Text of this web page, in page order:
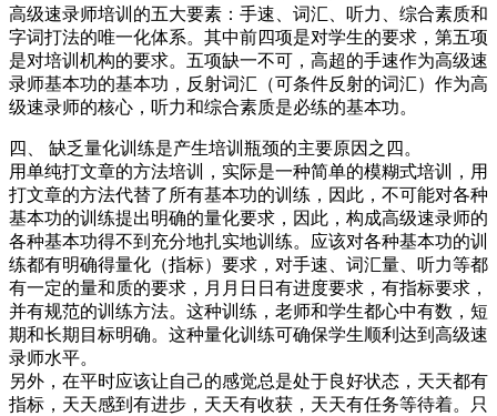
高级速录师培训的五大要素：手速、词汇、听力、综合素质和
字词打法的唯一化体系。其中前四项是对学生的要求，第五项
是对培训机构的要求。五项缺一不可，高超的手速作为高级速
录师基本功的基本功，反射词汇（可条件反射的词汇）作为高
级速录师的核心，听力和综合素质是必练的基本功。
四、 缺乏量化训练是产生培训瓶颈的主要原因之四。
用单纯打文章的方法培训，实际是一种简单的模糊式培训，用
打文章的方法代替了所有基本功的训练，因此，不可能对各种
基本功的训练提出明确的量化要求，因此，构成高级速录师的
各种基本功得不到充分地扎实地训练。应该对各种基本功的训
练都有明确得量化（指标）要求，对手速、词汇量、听力等都
有一定的量和质的要求，月月日日有进度要求，有指标要求，
并有规范的训练方法。这种训练，老师和学生都心中有数，短
期和长期目标明确。这种量化训练可确保学生顺利达到高级速
录师水平。
另外，在平时应该让自己的感觉总是处于良好状态，天天都有
指标，天天感到有进步，天天有收获，天天有任务等待着。只